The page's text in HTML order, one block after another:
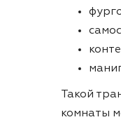
Такой
комнаты